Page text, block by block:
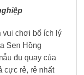
vui chơi bổ ích lý
Sen Hồng
đu quay của
cực rẻ, rẻ nhất